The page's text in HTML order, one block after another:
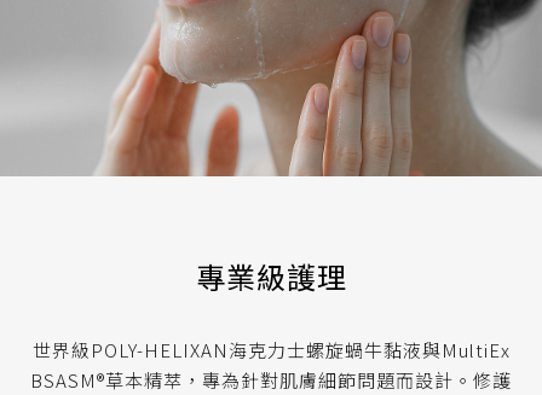
專業級護理
世界級POLY-HELIXAN海克力士螺旋蝸牛黏液與MultiEx
BSASM®草本精萃，專為針對肌膚細節問題而設計。修護